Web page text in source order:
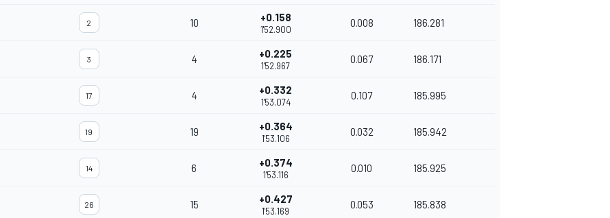
2 10 +0.158
1'52.900
0.008 186.281
3 4 +0.225
1'52.967
0.067 186.171
17 4 +0.332
1'53.074
0.107 185.995
19 19 +0.364
1'53.106
0.032 185.942
14 6 +0.374
1'53.116
0.010 185.925
26 15 +0.427
1'53.169
0.053 185.838